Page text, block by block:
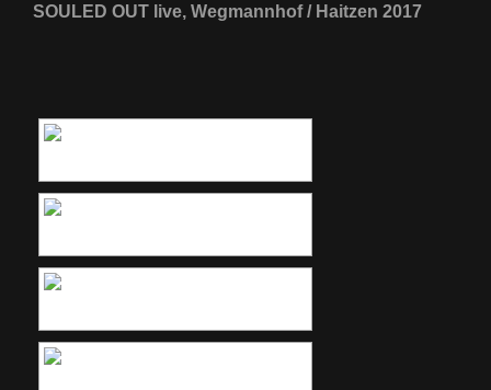
SOULED OUT live, Wegmannhof / Haitzen 2017